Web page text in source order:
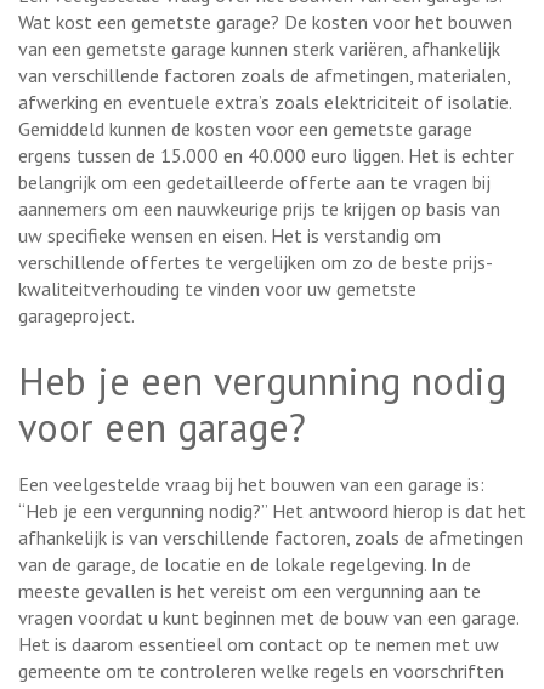
Wat kost een gemetste garage? De kosten voor het bouwen
van een gemetste garage kunnen sterk variëren, afhankelijk
van verschillende factoren zoals de afmetingen, materialen,
afwerking en eventuele extra’s zoals elektriciteit of isolatie.
Gemiddeld kunnen de kosten voor een gemetste garage
ergens tussen de 15.000 en 40.000 euro liggen. Het is echter
belangrijk om een gedetailleerde offerte aan te vragen bij
aannemers om een nauwkeurige prijs te krijgen op basis van
uw specifieke wensen en eisen. Het is verstandig om
verschillende offertes te vergelijken om zo de beste prijs-
kwaliteitverhouding te vinden voor uw gemetste
garageproject.
Heb je een vergunning nodig
voor een garage?
Een veelgestelde vraag bij het bouwen van een garage is:
“Heb je een vergunning nodig?” Het antwoord hierop is dat het
afhankelijk is van verschillende factoren, zoals de afmetingen
van de garage, de locatie en de lokale regelgeving. In de
meeste gevallen is het vereist om een vergunning aan te
vragen voordat u kunt beginnen met de bouw van een garage.
Het is daarom essentieel om contact op te nemen met uw
gemeente om te controleren welke regels en voorschriften